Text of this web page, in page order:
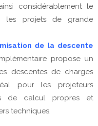
considérablement le
les projets de grande
de la descente
propose un
descentes de charges
pour les projeteurs
de calcul propres et
techniques.